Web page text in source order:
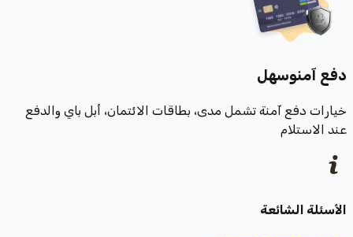
دفع آمنوسهل
خيارات دفع آمنة تشمل مدى، بطاقات الائتمان، أبل باي والدفع
عند الاستلام
الأسئلة الشائعة